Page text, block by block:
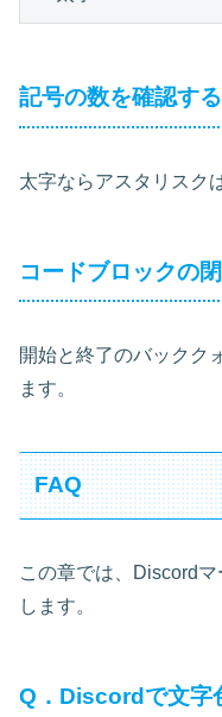
記号の数を確認する
太字ならアスタリスク
コードブロックの
開始と終了のバックク
ます。
FAQ
この章では、Discord
します。
Q．Discordで文字